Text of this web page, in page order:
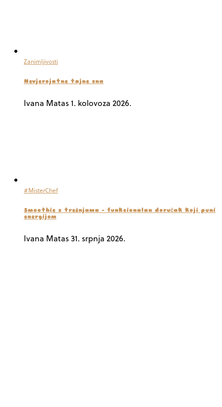
Zanimljivosti
Nevjerojatne tajne sna
Ivana Matas1. kolovoza 2026.
#MisterChef
Smoothie s trešnjama – funkcionalan doručak koji puni
energijom
Ivana Matas31. srpnja 2026.